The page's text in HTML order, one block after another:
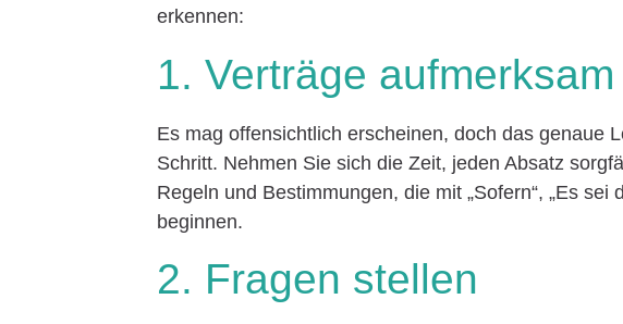
erkennen:
1. Verträge
Es mag offensichtlich erscheinen, doch das genaue
Schritt. Nehmen Sie sich die Zeit, jeden Absatz
Regeln und Bestimmungen, die mit „Sofern“, „Es
beginnen.
2. Fragen stellen